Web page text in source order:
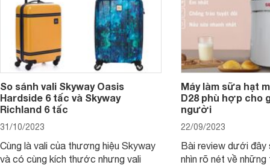
So sánh vali Skyway Oasis
Hardside 6 tấc và Skyway
Richland 6 tấc
31/10/2023
Cùng là vali của thương hiệu Skyway
và có cùng kích thước nhưng vali
Máy làm sữa hạt
D28 phù hợp cho
người
22/09/2023
Bài review dưới đây
nhìn rõ nét về những